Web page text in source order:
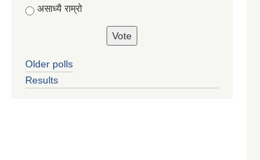
असाध्यै राम्रो
Older polls
Results